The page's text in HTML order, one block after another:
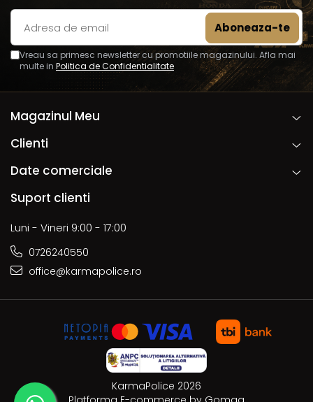
Vreau sa primesc newsletter cu promotiile magazinului. Afla mai
multe in Politica de Confidentialitate
Magazinul Meu
Clienti
Date comerciale
Suport clienti
Luni - Vineri 9:00 - 17:00
0726240550
office@karmapolice.ro
KarmaPolice 2026